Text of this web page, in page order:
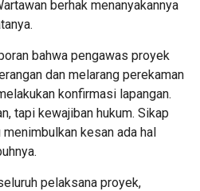
berhak menanyakannya
bahwa pengawas proyek
dan melarang perekaman
konfirmasi lapangan.
tapi kewajiban hukum. Sikap
kesan ada hal
pelaksana proyek,